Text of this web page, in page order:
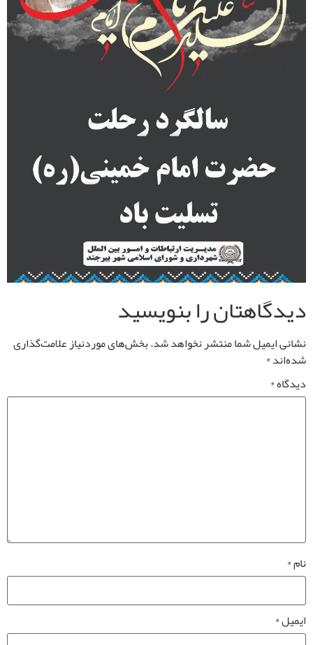
دیدگاهتان را بنویسید
نشانی ایمیل شما منتشر نخواهد شد.بخش‌های موردنیاز علامت‌گذاری
شده‌اند*
دیدگاه*
نام*
ایمیل*